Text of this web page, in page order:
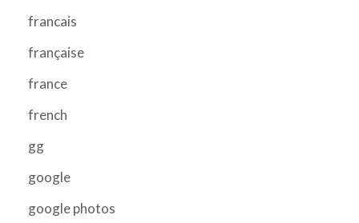
francais
française
france
french
gg
google
google photos